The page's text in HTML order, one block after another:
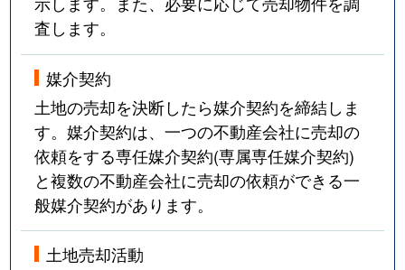
査します。
媒介契約
土地の売却を決断したら媒介契約を締結しま
す。媒介契約は、一つの不動産会社に売却の
依頼をする専任媒介契約(専属専任媒介契約)
と複数の不動産会社に売却の依頼ができる一
般媒介契約があります。
土地売却活動